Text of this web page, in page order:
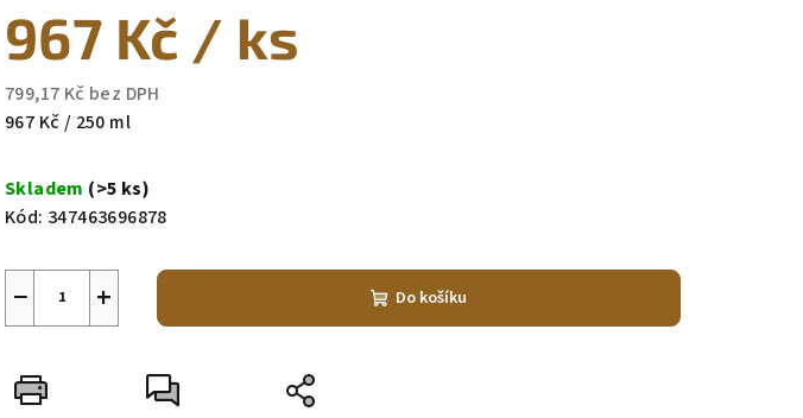
je
0,0
z
5
hvězdiček.
967 Kč / ks
799,17 Kč bez DPH
Měrná
967 Kč / 250 ml
Skladem (>5 ks)
Kód: 347463696878
+
− Do košíku